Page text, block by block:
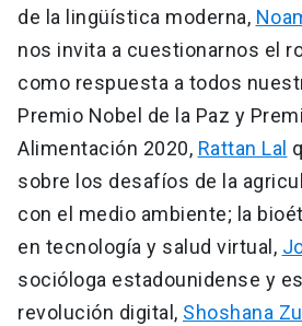
de la lingüística moderna,
nos invita a cuestionarnos el
como respuesta a todos
Premio Nobel de la Paz y
Alimentación 2020, Rattan Lal
sobre los desafíos de la
con el medio ambiente; la
en tecnología y salud virtual,
socióloga estadounidense y
revolución digital, Shoshana